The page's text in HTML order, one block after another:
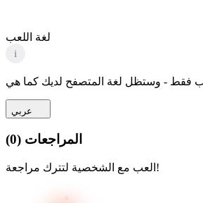
لغة اللعب
i
عربي
المراجعات (
0
)
العب مع الشخصية لتترك مراجعة!